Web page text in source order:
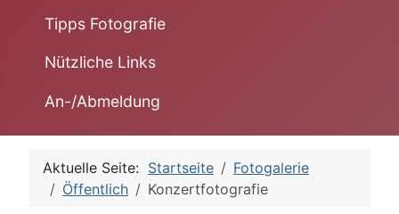
Tipps Fotografie
Nützliche Links
An-/Abmeldung
Aktuelle Seite: Startseite
Fotogalerie
Öffentlich
Konzertfotografie